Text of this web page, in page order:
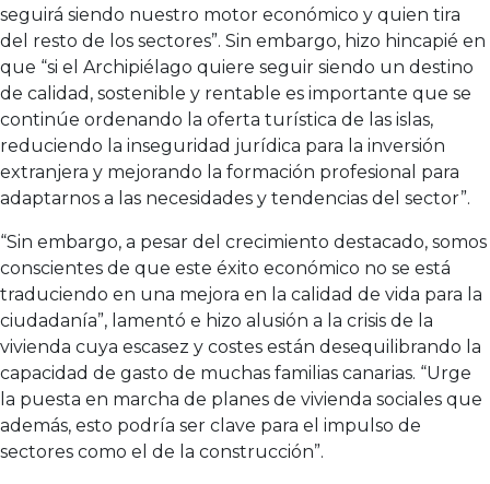
seguirá siendo nuestro motor económico y quien tira
del resto de los sectores”. Sin embargo, hizo hincapié en
que “si el Archipiélago quiere seguir siendo un destino
de calidad, sostenible y rentable es importante que se
continúe ordenando la oferta turística de las islas,
reduciendo la inseguridad jurídica para la inversión
extranjera y mejorando la formación profesional para
adaptarnos a las necesidades y tendencias del sector”.
“Sin embargo, a pesar del crecimiento destacado, somos
conscientes de que este éxito económico no se está
traduciendo en una mejora en la calidad de vida para la
ciudadanía”, lamentó e hizo alusión a la crisis de la
vivienda cuya escasez y costes están desequilibrando la
capacidad de gasto de muchas familias canarias. “Urge
la puesta en marcha de planes de vivienda sociales que
además, esto podría ser clave para el impulso de
sectores como el de la construcción”.